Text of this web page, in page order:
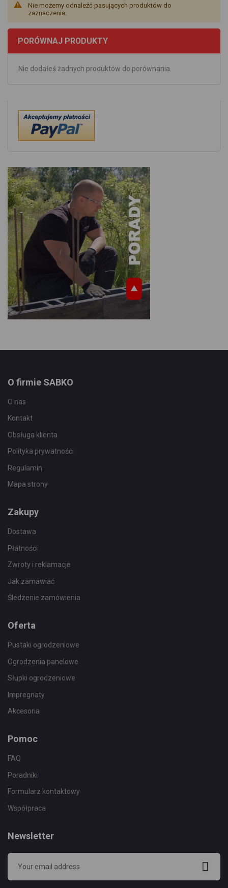
Nie możemy odnaleźć pasujących produktów do
zaznaczenia.
PORÓWNAJ PRODUKTY
Nie dodałeś żadnych produktów do porównania.
O firmie SABKO
O nas
Kontakt
Obsługa klienta
Polityka prywatności
Regulamin
Mapa strony
Zakupy
Dostawa
Płatności
Zwroty i reklamacje
Jak zamawiać
Śledzenie zamówienia
Oferta
Pustaki ogrodzeniowe
Ogrodzenia panelowe
Słupki ogrodzeniowe
Impregnaty
Akcesoria
Pomoc
FAQ
Poradniki
Formularz kontaktowy
Współpraca
Newsletter